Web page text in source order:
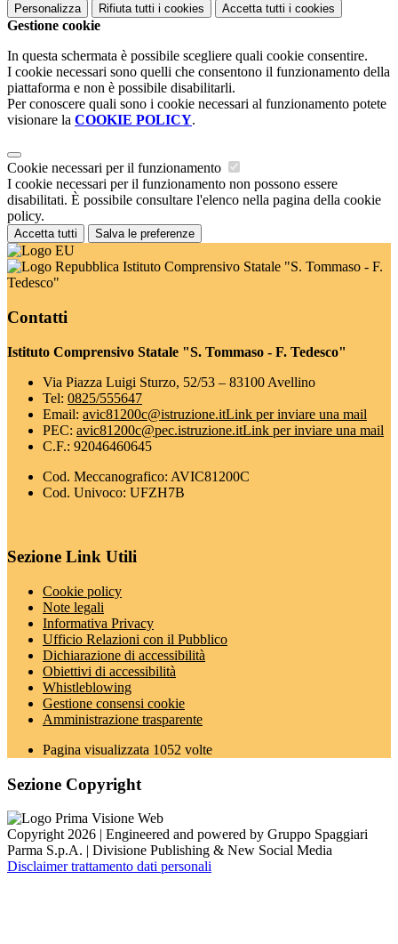
Personalizza Rifiuta tutti i cookies Accetta tutti i cookies
Gestione cookie
In questa schermata è possibile scegliere quali cookie consentire.
I cookie necessari sono quelli che consentono il funzionamento della
piattaforma e non è possibile disabilitarli.
Per conoscere quali sono i cookie necessari al funzionamento potete
visionare la COOKIE POLICY.
Cookie necessari per il funzionamento
I cookie necessari per il funzionamento non possono essere
disabilitati. È possibile consultare l'elenco nella pagina della cookie
policy.
Accetta tutti Salva le preferenze
Istituto Comprensivo Statale "S. Tommaso - F.
Tedesco"
Contatti
Istituto Comprensivo Statale "S. Tommaso - F. Tedesco"
Via Piazza Luigi Sturzo, 52/53 – 83100 Avellino
Tel: 0825/555647
Email: avic81200c@istruzione.itLink per inviare una mail
PEC: avic81200c@pec.istruzione.itLink per inviare una mail
C.F.: 92046460645
Cod. Meccanografico: AVIC81200C
Cod. Univoco: UFZH7B
Sezione Link Utili
Cookie policy
Note legali
Informativa Privacy
Ufficio Relazioni con il Pubblico
Dichiarazione di accessibilità
Obiettivi di accessibilità
Whistleblowing
Gestione consensi cookie
Amministrazione trasparente
Pagina visualizzata 1052 volte
Sezione Copyright
Copyright 2026 | Engineered and powered by Gruppo Spaggiari
Parma S.p.A. | Divisione Publishing & New Social Media
Disclaimer trattamento dati personali